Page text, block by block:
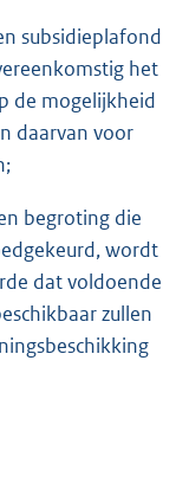
subsidieplafond
het
de mogelijkheid
daarvan voor
begroting die
wordt
dat voldoende
zullen